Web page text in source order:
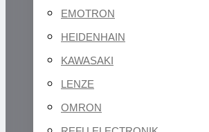
EMOTRON
HEIDENHAIN
KAWASAKI
LENZE
OMRON